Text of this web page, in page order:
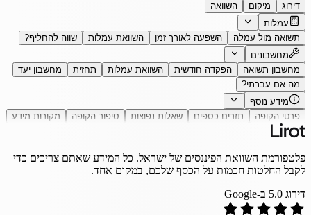
דירוג
מיקום
השוואה
עמלות
תשואה מול עמלה
השפעה לאורך זמן השוואת עמלות
שווה להחליף?
מחשבונים
מחשבון תשואה
הפקדה חודשית השוואת עמלות תחזית
מחשבון יעד
מה אם עברתי?
מידע נוסף
פרטי הקופה
תזרים כספים שאלות נפוצות סיפור הקופה מקורות מידע
פלטפורמת השוואת הפיננסים של ישראל. כל המידע שאתם צריכים כדי
לקבל החלטות חכמות על הכסף שלכם, במקום אחד.
דירוג 5.0 ב-Google